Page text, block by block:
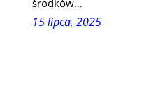
środków…
15 lipca, 2025